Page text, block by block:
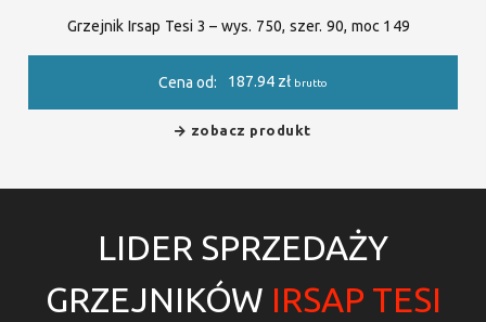
Grzejnik Irsap Tesi 3 – wys. 750, szer. 90, moc 149
Cena od: 187.94 zł brutto
zobacz produkt
LIDER SPRZEDAŻY
GRZEJNIKÓW IRSAP TESI